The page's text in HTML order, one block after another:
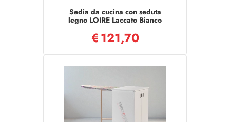
Sedia da cucina con seduta
legno LOIRE Laccato Bianco
€121,70